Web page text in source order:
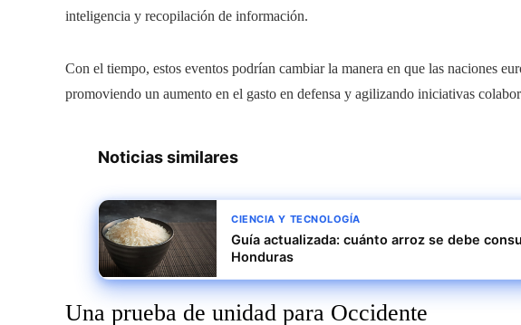
inteligencia y recopilación de información.
Con el tiempo, estos eventos podrían cambiar la manera en que las naciones
promoviendo un aumento en el gasto en defensa y agilizando iniciativas
Noticias similares
CIENCIA Y TECNOLOGÍA
Guía actualizada: cuánto arroz se debe
Honduras
Una prueba de unidad para Occidente